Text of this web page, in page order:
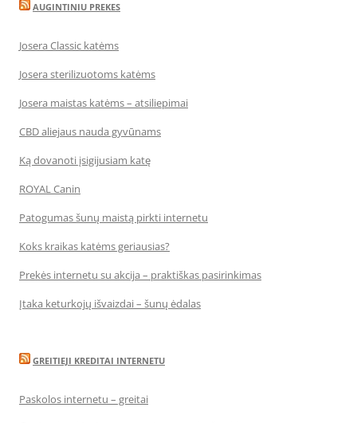
AUGINTINIU PREKES
Josera Classic katėms
Josera sterilizuotoms katėms
Josera maistas katėms – atsiliepimai
CBD aliejaus nauda gyvūnams
Ką dovanoti įsigijusiam katę
ROYAL Canin
Patogumas šunų maistą pirkti internetu
Koks kraikas katėms geriausias?
Prekės internetu su akcija – praktiškas pasirinkimas
Įtaka keturkojų išvaizdai – šunų ėdalas
GREITIEJI KREDITAI INTERNETU
Paskolos internetu – greitai